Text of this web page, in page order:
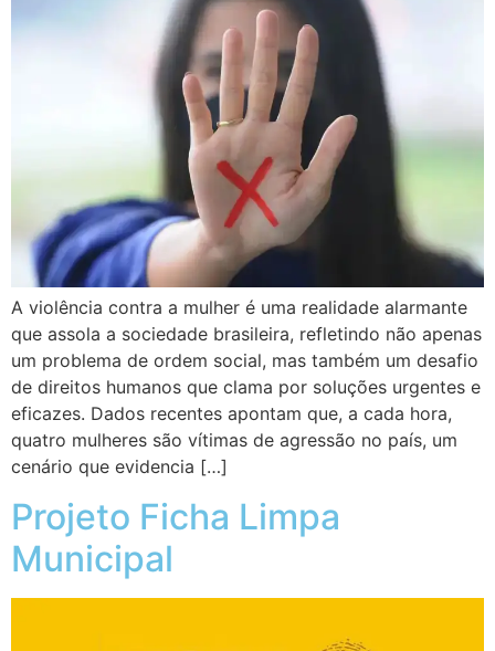
A violência contra a mulher é uma realidade alarmante
que assola a sociedade brasileira, refletindo não apenas
um problema de ordem social, mas também um desafio
de direitos humanos que clama por soluções urgentes e
eficazes. Dados recentes apontam que, a cada hora,
quatro mulheres são vítimas de agressão no país, um
cenário que evidencia […]
Projeto Ficha Limpa
Municipal